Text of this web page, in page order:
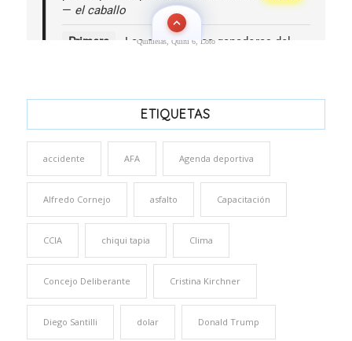
Quinielas, Quini 6, Loto
ETIQUETAS
accidente AFA Agenda deportiva
Alfredo Cornejo asfalto Capacitación
CCIA chiqui tapia Clima
Concejo Deliberante Cristina Kirchner
Diego Santilli dolar Donald Trump